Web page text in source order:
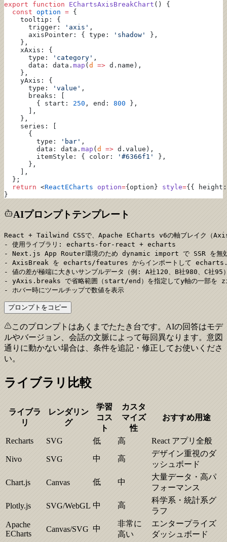
export function EChartsAxisBreakChart () {
  const
option = {
    tooltip: {
      trigger:
'axis' ,
      axisPointer: { type:
'shadow'
},
    },
    xAxis: {
      type:
'category' ,
      data: data.
map ( d => d.name),
    },
    yAxis: {
      type:
'value' ,
      breaks: [
        { start:
250 , end: 800 },
      ],
    },
    series: [
      {
        type:
'bar' ,
        data: data.
map ( d => d.value),
        itemStyle: { color:
'#6366f1'
},
      },
    ],
  };
  return
<ReactECharts option={option} style={{
}
AIプロンプトテンプレート
React + Tailwind CSSで、Apache ECharts v6の軸ブレイク（Axis
- 使用ライブラリ: echarts-for-react + echarts
- Next.js App Router環境のため dynamic import で SSR を無
- AxisBreak を echarts/features からインポートして
- 値の差が極端に大きいサンプルデータ（例: A社120、B社980、C社95
- yAxis.breaks で省略範囲（start/end）を指定してy軸の一部を
- ホバー時にツールチップで数値を表示
プロンプトをコピー
このプロンプトはあくまでたたき台です。AIの回答はモデ
ルやバージョン、会話の文脈によって毎回異なります。意図
通りに動かない場合は、条件を追記・修正してお使いくださ
い。
ライブラリ比較
ライブラ
リ
レンダリン
グ
学習
コス
ト
カスタ
マイズ
性
おすすめ用途
Recharts SVG 低 高 React アプリ全般
Nivo SVG 中 高
デザイン重視のダ
ッシュボード
Chart.js Canvas 低 中
大量データ・高パ
フォーマンス
Plotly.js SVG/WebGL 中 高
科学系・統計系グ
ラフ
Apache
ECharts
Canvas/SVG 中
非常に
高い
エンタープライズ
ダッシュボード